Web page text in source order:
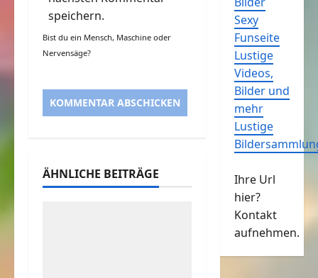
speichern.
Bist du ein Mensch, Maschine oder
Nervensäge?
ÄHNLICHE BEITRÄGE
Sexy
Funseite
Lustige
Videos,
Bilder und
mehr
Lustige
Ihre Url
hier?
Kontakt
aufnehmen.